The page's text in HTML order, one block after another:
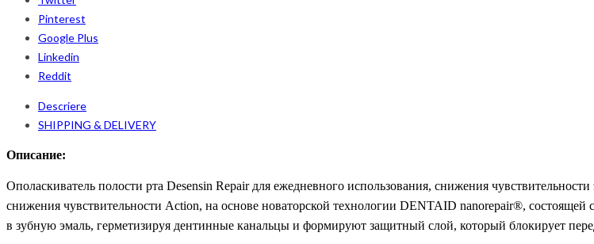
Pinterest
Google Plus
Linkedin
Reddit
Descriere
SHIPPING & DELIVERY
Описание:
Ополаскиватель полости рта Desensin Repair для ежедневного использования, снижения
снижения чувствительности Action, на основе новаторской технологии DENTAID nanorepair®, состоящей
в зубную эмаль, герметизируя дентинные канальцы и формируют защитный слой, который блокирует